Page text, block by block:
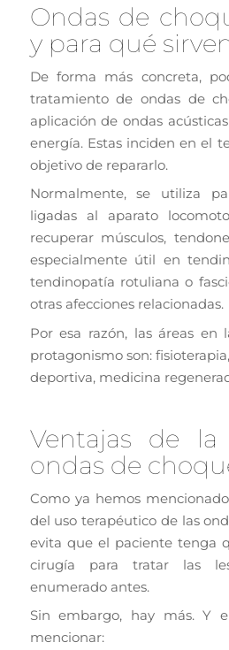
Ondas de
y para qué
De forma más concreta,
tratamiento de ondas de
aplicación de ondas
energía. Estas inciden en el
objetivo de repararlo.
Normalmente, se utiliza
ligadas al aparato
recuperar músculos,
especialmente útil en
tendinopatía rotuliana o
otras afecciones relacionadas.
Por esa razón, las áreas en
protagonismo son:
deportiva, medicina
Ventajas de
ondas de
Como ya hemos
del uso terapéutico de las
evita que el paciente tenga
cirugía para tratar las
enumerado antes.
Sin embargo, hay más. Y
mencionar: